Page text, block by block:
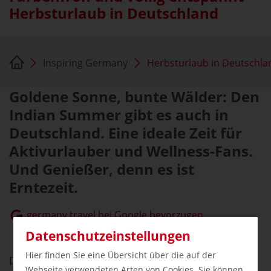
Datenschutzeinstellungen
Hier finden Sie eine Übersicht über die auf der
Herbsturlaub in Deutschland
Inspiring Germany Herbsturlaub in
Goldene Sonne, bunte Wälder: Den
Indian Summer gibt es auch in
Deutschland. Eine ideale Zeit für
Aktivurlauber und Wellness-Fans.
Und Genießer, denn es ist
Erntezeit.
germany.travel bei Google bevorzugen
Den Herbst als Nachsaison zu bezeichnen – das wäre